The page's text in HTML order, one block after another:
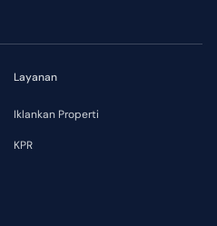
Layanan
Iklankan Properti
KPR